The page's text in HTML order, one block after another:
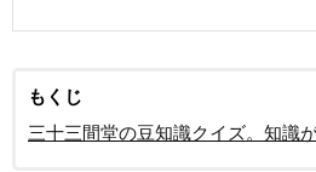
もくじ
三十三間堂の豆知識クイズ。知識